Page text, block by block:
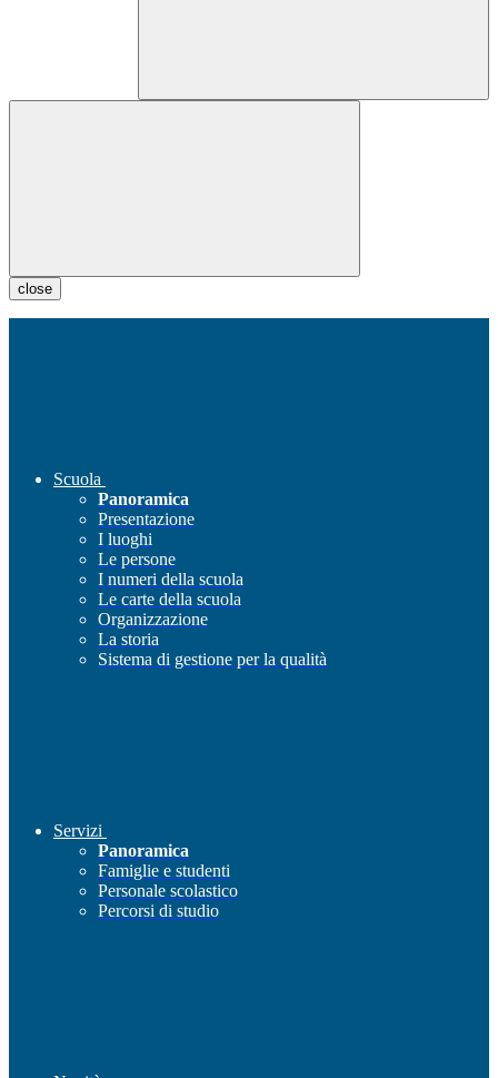
close
Scuola
Panoramica
Presentazione
I luoghi
Le persone
I numeri della scuola
Le carte della scuola
Organizzazione
La storia
Sistema di gestione per la qualità
Servizi
Panoramica
Famiglie e studenti
Personale scolastico
Percorsi di studio